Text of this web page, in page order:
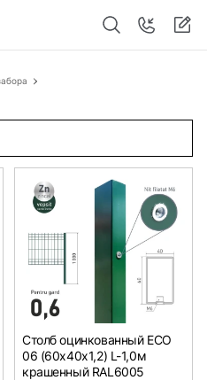
Столб оцинкованный ЕСО
06 (60х40x1,2) L-1,0м
крашенный RAL6005